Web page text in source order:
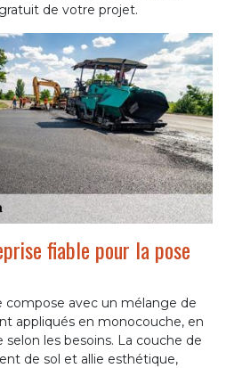
de votre projet.
fiable pour la pose
compose avec un mélange de
appliqués en monocouche, en
les besoins. La couche de
de sol et allie esthétique,